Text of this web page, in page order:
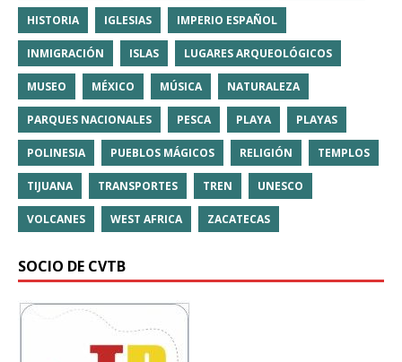
HISTORIA IGLESIAS IMPERIO ESPAÑOL
INMIGRACIÓN ISLAS LUGARES ARQUEOLÓGICOS
MUSEO MÉXICO MÚSICA NATURALEZA
PARQUES NACIONALES PESCA PLAYA PLAYAS
POLINESIA PUEBLOS MÁGICOS RELIGIÓN TEMPLOS
TIJUANA TRANSPORTES TREN UNESCO
VOLCANES WEST AFRICA ZACATECAS
SOCIO DE CVTB